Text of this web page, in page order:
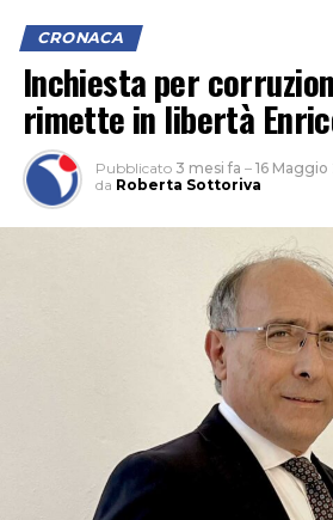
CRONACA
Inchiesta per
rimette in libertà
Pubblicato 3 mesi fa – 16
da Roberta Sottoriva